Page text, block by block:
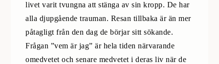
livet varit tvungna att stänga av sin kropp. De har
alla djupgående trauman. Resan tillbaka är än mer
påtagligt från den dag de börjar sitt sökande.
Frågan ”vem är jag” är hela tiden närvarande
omedvetet och senare medvetet i deras liv när de